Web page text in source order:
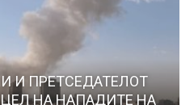
И ПРЕТСЕДАТЕЛОТ
НА НАПАДИТЕ НА